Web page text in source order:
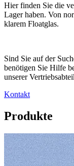
Hier finden Sie die
Lager haben. Von
klarem Floatglas.
Sind Sie auf der
benötigen Sie Hilfe
unserer
Kontakt
Produkte